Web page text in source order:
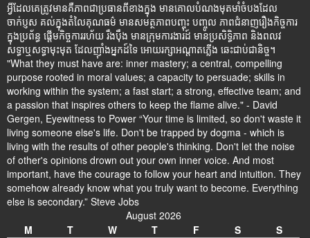
អ្វីដែលគេត្រូវមានគឺភាពជាប្រធានពីខាងក្នុង មានគោលបំណងមុតមាំចំបងដែល
ចាក់ប្ញស គល់ក្នុងតំលៃគុណធម៌ មានសមត្ថភាពបញ្ចុះ បញ្ចូល ភាពជំនាញរឿងកិច្ចការ
ក្នុងប្រព័ន្ធ ផ្តើមកិច្ចការរហ័យ រឹងប៉ឹង មានក្រុមការងារដ៍ មានប្រសិទ្ធិភាព និងពលវ
សទ្ធាឬសទ្ធាមុះមុត ដែលញ៉ាំងអ្នកដ៍ទៃ អោយរក្សាអណ្តាតភ្លើង ឆេះជាប់ជានិច្ច។
"What they must have are: inner mastery; a central, compelling
purpose rooted in moral values; a capacity to persuade; skills in
working within the system; a fast start; a strong, effective team; and
a passion that inspires others to keep the flame alive." - David
Gergen, Eyewitness to Power “Your time is limited, so don't waste it
living someone else's life. Don't be trapped by dogma - which is
living with the results of other people's thinking. Don't let the noise
of other's opinions drown out your own inner voice. And most
important, have the courage to follow your heart and intuition. They
somehow already know what you truly want to become. Everything
else is secondary.” Steve Jobs
August 2026
M
T W T F S
S